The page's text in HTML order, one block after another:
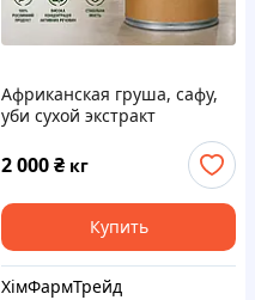
Африканская груша, сафу,
уби сухой экстракт
2 000₴ кг
Купить
ХімФармТрейд